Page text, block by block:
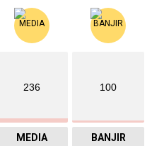
236
MEDIA
100
BANJIR